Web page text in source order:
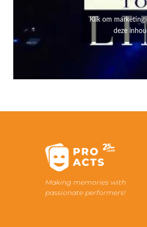
Klik om marketing
deze
Making memories with
passionate performers!